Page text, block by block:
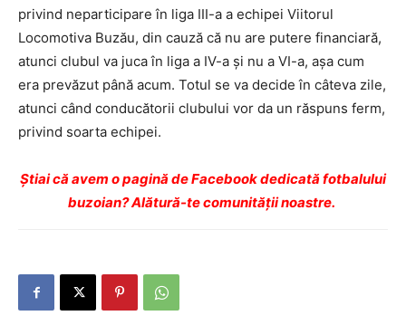
privind neparticipare în liga III-a a echipei Viitorul
Locomotiva Buzău, din cauză că nu are putere financiară,
atunci clubul va juca în liga a IV-a și nu a VI-a, așa cum
era prevăzut până acum. Totul se va decide în câteva zile,
atunci când conducătorii clubului vor da un răspuns ferm,
privind soarta echipei.
Ştiai că avem o pagină de Facebook dedicată fotbalului
buzoian? Alătură-te comunității noastre.